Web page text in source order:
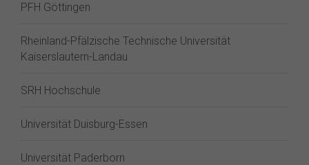
PFH Göttingen
Rheinland-Pfälzische Technische Universität
Kaiserslautern-Landau
SRH Hochschule
Universität Duisburg-Essen
Universität Paderborn